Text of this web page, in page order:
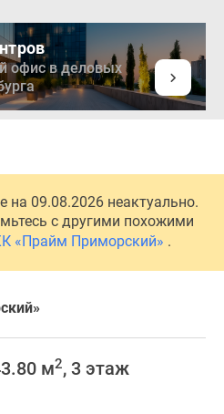
офис в деловых
на 09.08.2026 неактуально.
с другими похожими
«Прайм Приморский» .
м2, 3 этаж